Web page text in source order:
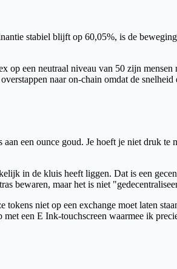
stabiel blijft op 60,05%, is de
een neutraal niveau van 50 zijn
naar on-chain omdat de
een ounce goud. Je hoeft je niet druk te
in de kluis heeft liggen. Dat is een
bewaren, maar het is niet
niet op een exchange moet laten
een E Ink-touchscreen waarmee ik